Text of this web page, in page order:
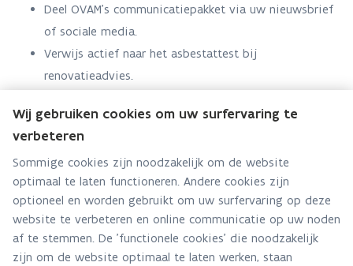
Deel OVAM’s communicatiepakket via uw nieuwsbrief
of sociale media.
Verwijs actief naar het asbestattest bij
renovatieadvies.
jeugdverenigingen rond asbestveiligheid.
Wilt u uw actie hier delen? Mail ons via asbest@ovam.be
Communicatiepakket asbest - asbestattest
Wij gebruiken cookies om uw surfervaring te
verbeteren
Sommige cookies zijn noodzakelijk om de website
optimaal te laten functioneren. Andere cookies zijn
optioneel en worden gebruikt om uw surfervaring op deze
website te verbeteren en online communicatie op uw noden
af te stemmen. De 'functionele cookies' die noodzakelijk
zijn om de website optimaal te laten werken, staan